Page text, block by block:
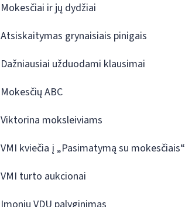
Mokesčiai ir jų dydžiai
Atsiskaitymas grynaisiais pinigais
Dažniausiai užduodami klausimai
Mokesčių ABC
Viktorina moksleiviams
VMI kviečia į „Pasimatymą su mokesčiais“
VMI turto aukcionai